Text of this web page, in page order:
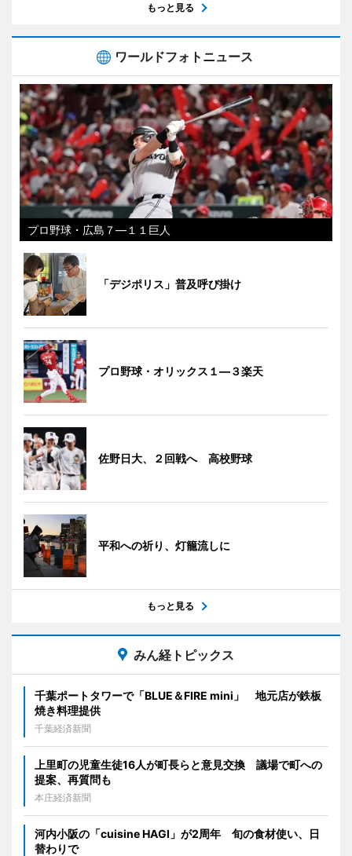
もっと見る
ワールドフォトニュース
プロ野球・広島７―１１巨人
「デジポリス」普及呼び掛け
プロ野球・オリックス１―３楽天
佐野日大、２回戦へ 高校野球
平和への祈り、灯籠流しに
もっと見る
みん経トピックス
千葉ポートタワーで「BLUE＆FIRE mini」 地元店が鉄板
焼き料理提供
千葉経済新聞
上里町の児童生徒16人が町長らと意見交換 議場で町への
提案、再質問も
本庄経済新聞
河内小阪の「cuisine HAGI」が2周年 旬の食材使い、日
替わりで